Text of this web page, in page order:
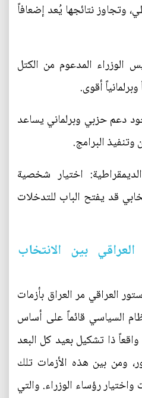
وتجاوز نتائجها يُعد إضعافاً
الوزراء المدعوم من الكتل
أقوى.
دعم حزبي وبرلماني يساعد
وتنفيذ البرامج.
اختيار شخصية
قد يفتح الباب للتدخلات
بين الانتخاب
الدستور العراقي مر العراق بأزمات
السياسي قائماً على أساس
ذا تشكيل بعيد كل البعد
ومن بين هذه الأزمات تلك
رؤساء الوزراء. والتي